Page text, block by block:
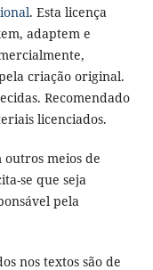
. Esta licença
adaptem e
criação original.
Recomendado
licenciados.
outros meios de
se que seja
pela
nos textos são de